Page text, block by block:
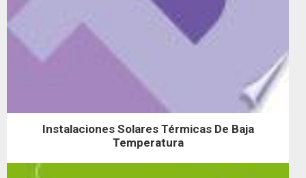
Instalaciones Solares Térmicas De Baja
Temperatura